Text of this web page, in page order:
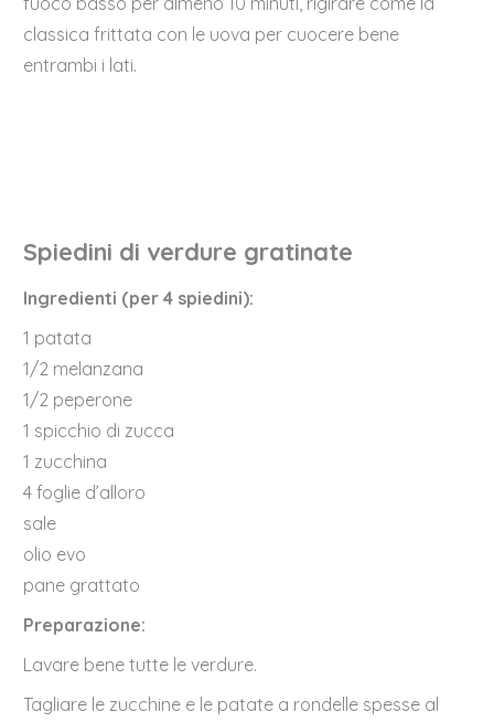
classica frittata con le uova per cuocere bene
entrambi i lati.
Spiedini di verdure gratinate
Ingredienti (per 4 spiedini):
1 patata
1/2 melanzana
1/2 peperone
1 spicchio di zucca
1 zucchina
4 foglie d’alloro
sale
olio evo
pane grattato
Preparazione:
Lavare bene tutte le verdure.
Tagliare le zucchine e le patate a rondelle spesse al